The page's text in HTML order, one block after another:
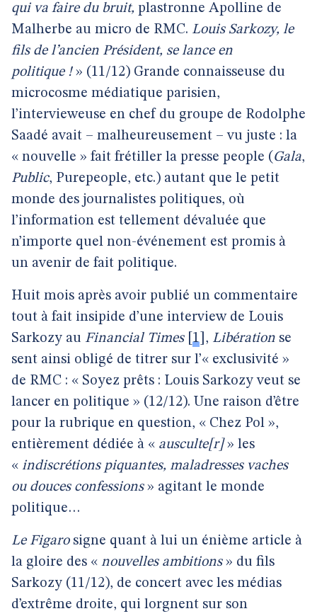
qui va faire du bruit, plastronne Apolline de
Malherbe au micro de RMC. Louis Sarkozy, le
fils de l’ancien Président, se lance en
politique !» (11/12) Grande connaisseuse du
microcosme médiatique parisien,
l’intervieweuse en chef du groupe de Rodolphe
Saadé avait – malheureusement – vu juste : la
« nouvelle » fait frétiller la presse people ( Gala,
Public, Purepeople, etc.) autant que le petit
monde des journalistes politiques, où
l’information est tellement dévaluée que
n’importe quel non-événement est promis à
un avenir de fait politique.
Huit mois après avoir publié un commentaire
tout à fait insipide d’une interview de Louis
Sarkozy au Financial Times[ 1 , Libération se
sent ainsi obligé de titrer sur l’« exclusivité »
de RMC : « Soyez prêts : Louis Sarkozy veut se
lancer en politique » (12/12). Une raison d’être
pour la rubrique en question, « Chez Pol »,
entièrement dédiée à « ausculte[r]» les
« indiscrétions piquantes, maladresses vaches
ou douces confessions» agitant le monde
politique…
Le Figarosigne quant à lui un énième article à
la gloire des « nouvelles ambitions» du fils
Sarkozy (11/12), de concert avec les médias
d’extrême droite, qui lorgnent sur son